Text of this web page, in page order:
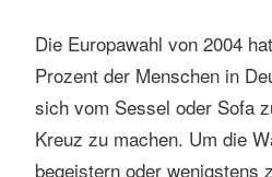
Die Europawahl von 2004
Prozent der Menschen in
sich vom Sessel oder Sofa
Kreuz zu machen. Um die
begeistern oder wenigstens